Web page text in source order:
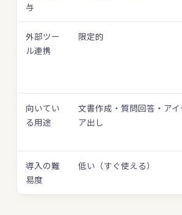
与
外部ツー
ル連携
限定的
向いてい
る用途
文書作成・質問回答・アイ
ア出し
導入の難
易度
低い（すぐ使える）